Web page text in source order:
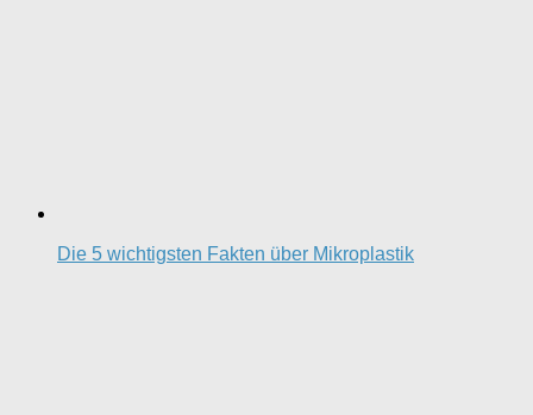
Die 5 wichtigsten Fakten über Mikroplastik